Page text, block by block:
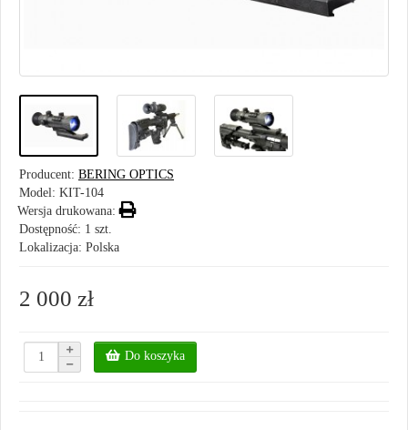
Producent: BERING OPTICS
Model: KIT-104
Wersja drukowana:
Dostępność: 1 szt.
Lokalizacja: Polska
2 000 zł
Do koszyka